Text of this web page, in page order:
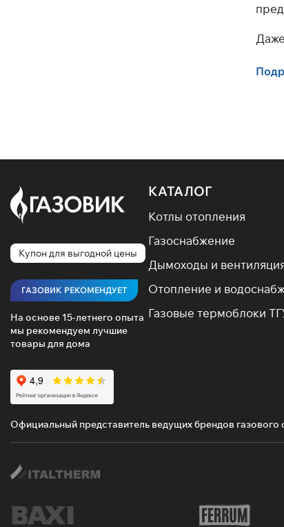
Купон для выгодной цены
ГАЗОВИК РЕКОМЕНДУЕТ
На основе 15-летнего опыта
мы рекомендуем лучшие
товары для дома
КАТАЛОГ
Котлы отопления
Газоснабжение
Дымоходы и
Отопление и
Газовые термоблоки
Официальный представитель ведущих брендов газового